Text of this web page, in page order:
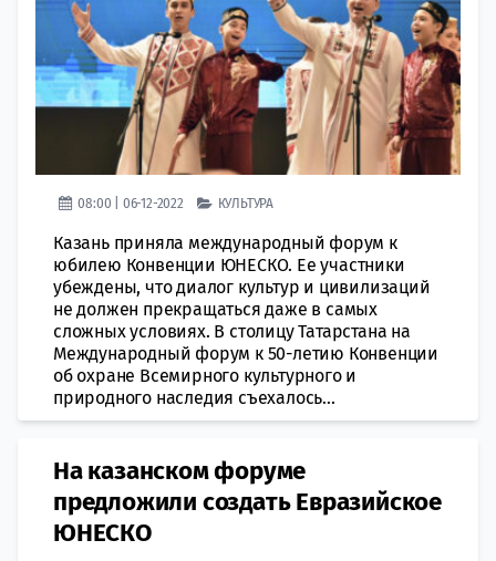
08:00 | 06-12-2022 КУЛЬТУРА
Казань приняла международный форум к
юбилею Конвенции ЮНЕСКО. Ее участники
убеждены, что диалог культур и цивилизаций
не должен прекращаться даже в самых
сложных условиях. В столицу Татарстана на
Международный форум к 50-летию Конвенции
об охране Всемирного культурного и
природного наследия съехалось...
На казанском форуме
предложили создать Евразийское
ЮНЕСКО